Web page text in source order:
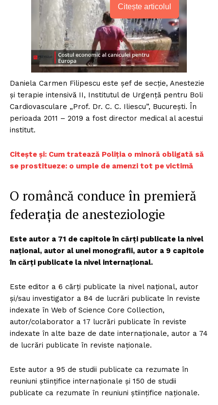
Citește articolul
Daniela Carmen Filipescu este șef de secție, Anestezie
și terapie intensivă II, Institutul de Urgență pentru Boli
Cardiovasculare „Prof. Dr. C. C. Iliescu”, București. În
perioada 2011 – 2019 a fost director medical al acestui
institut.
Citește și: Cum tratează Poliția o minoră obligată să
se prostitueze: o umple de amenzi tot pe victimă
O româncă conduce în premieră
federația de anesteziologie
Este autor a 71 de capitole în cărți publicate la nivel
național, autor al unei monografii, autor a 9 capitole
în cărți publicate la nivel internațional.
Este editor a 6 cărți publicate la nivel național, autor
și/sau investigator a 84 de lucrări publicate în reviste
indexate în Web of Science Core Collection,
autor/colaborator a 17 lucrări publicate în reviste
indexate în alte baze de date internaționale, autor a 74
de lucrări publicate în reviste naționale.
Este autor a 95 de studii publicate ca rezumate în
reuniuni științifice internaționale și 150 de studii
publicate ca rezumate în reuniuni științifice naționale.